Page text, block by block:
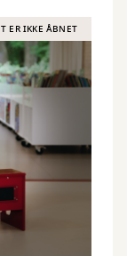
ER IKKE ÅBNET